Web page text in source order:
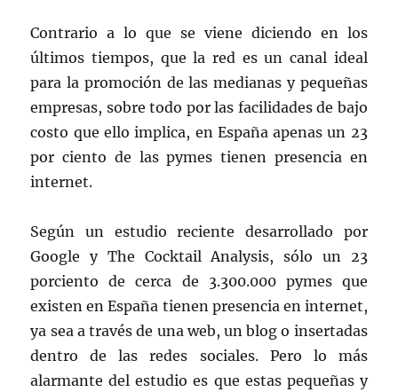
Contrario a lo que se viene diciendo en los
últimos tiempos, que la red es un canal ideal
para la promoción de las medianas y pequeñas
empresas, sobre todo por las facilidades de bajo
costo que ello implica, en España apenas un 23
por ciento de las pymes tienen presencia en
internet.
Según un estudio reciente desarrollado por
Google y The Cocktail Analysis, sólo un 23
porciento de cerca de 3.300.000 pymes que
existen en España tienen presencia en internet,
ya sea a través de una web, un blog o insertadas
dentro de las redes sociales. Pero lo más
alarmante del estudio es que estas pequeñas y